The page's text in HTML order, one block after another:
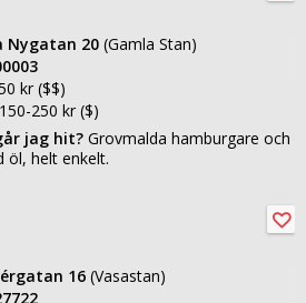
Nygatan 20 (Gamla Stan)
kr ($$)
250 kr ($)
jag hit? Grovmalda hamburgare och
öl, helt enkelt.
16 (Vasastan)